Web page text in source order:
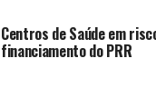
Centros de Saúde em
financiamento do PRR